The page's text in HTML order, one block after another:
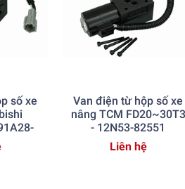
số xe
Van điện từ hộp số xe
nâng TCM FD20~30T3
- 12N53-82551
Liên hệ